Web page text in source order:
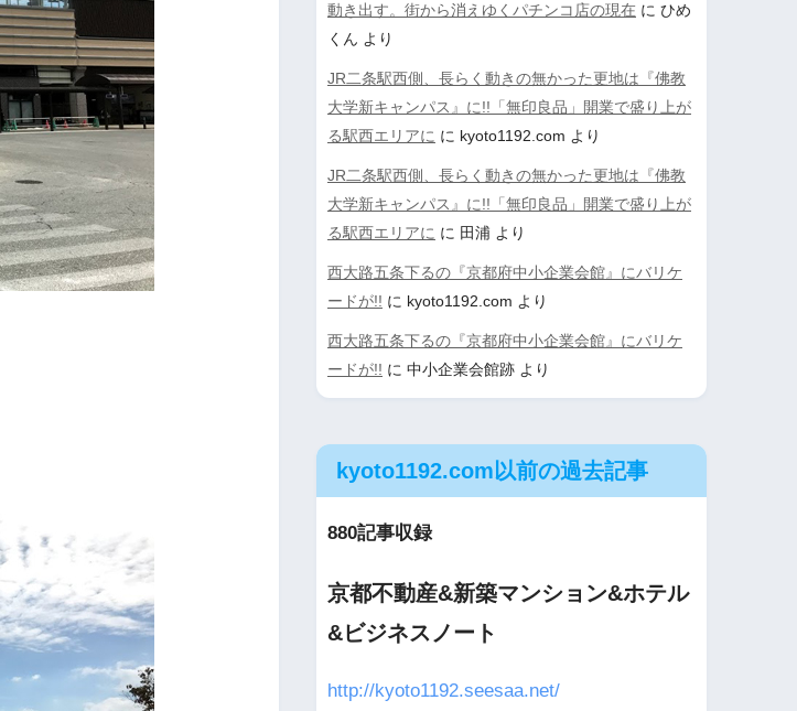
動き出す。街から消えゆくパチンコ店の現在 に ひめ
くん より
JR二条駅西側、長らく動きの無かった更地は『佛教
大学新キャンパス』に!!「無印良品」開業で盛り上が
る駅西エリアに に kyoto1192.com より
JR二条駅西側、長らく動きの無かった更地は『佛教
大学新キャンパス』に!!「無印良品」開業で盛り上が
る駅西エリアに に 田浦 より
西大路五条下るの『京都府中小企業会館』にバリケ
ードが!! に kyoto1192.com より
西大路五条下るの『京都府中小企業会館』にバリケ
ードが!! に 中小企業会館跡 より
kyoto1192.com以前の過去記事
880記事収録
京都不動産&新築マンション&ホテル
&ビジネスノート
http://kyoto1192.seesaa.net/